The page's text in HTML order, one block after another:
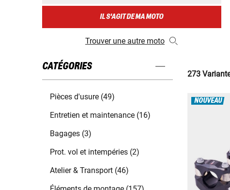
IL S'AGIT DE MA MOTO
Trouver une autre moto
CATÉGORIES
Pièces d'usure (49)
Entretien et maintenance (16)
Bagages (3)
Prot. vol et intempéries (2)
Atelier & Transport (46)
273
NOUVEAU